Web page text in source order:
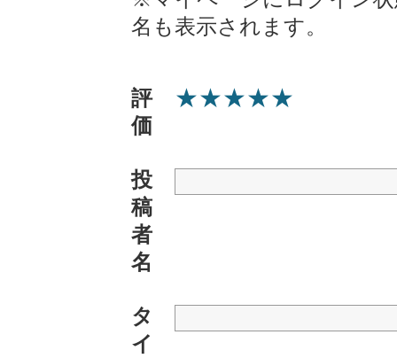
名も表示されます。
評
価
★★★★★
投
稿
者
名
タ
イ